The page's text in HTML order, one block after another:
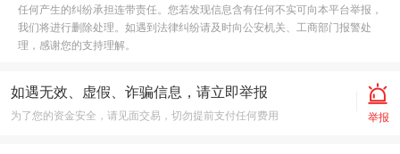
任何产生的纠纷承担连带责任。您若发现信息含有任何不实可向本平台举报，
我们将进行删除处理。如遇到法律纠纷请及时向公安机关、工商部门报警处
理，感谢您的支持理解。
如遇无效、虚假、诈骗信息，请立即举报
为了您的资金安全，请见面交易，切勿提前支付任何费用 举报